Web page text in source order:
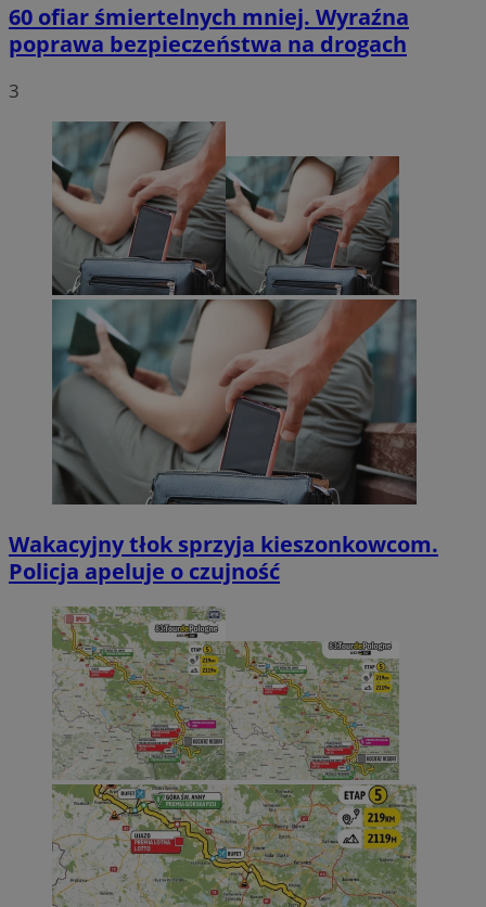
60 ofiar śmiertelnych mniej. Wyraźna
poprawa bezpieczeństwa na drogach
3
Wakacyjny tłok sprzyja kieszonkowcom.
Policja apeluje o czujność